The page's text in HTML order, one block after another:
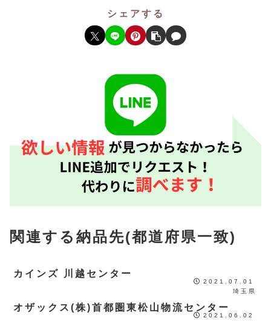
シェアする
関連する納品先(都道府県一致)
カインズ 川越センター
2021.07.01
埼玉県
オザックス(株)首都圏東松山物流センター
2021.06.02